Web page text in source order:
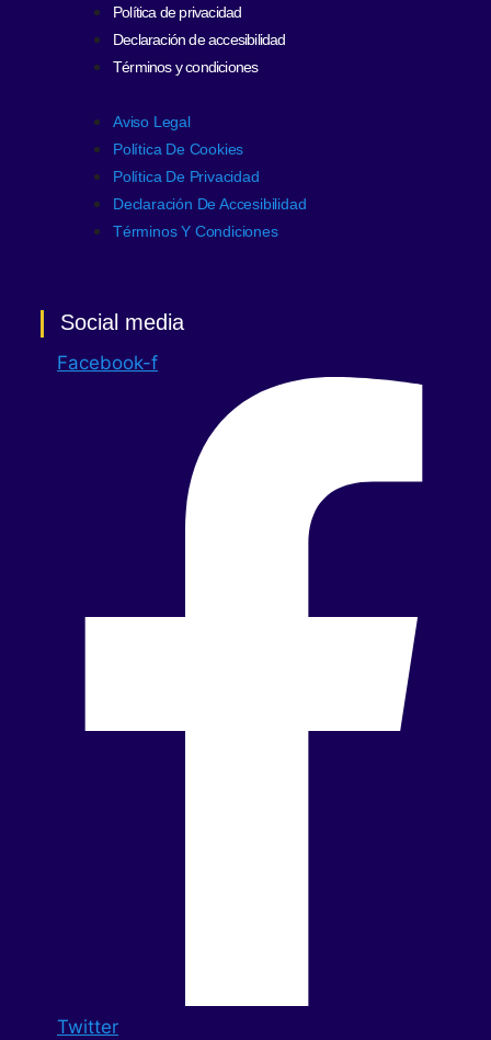
Política de privacidad
Declaración de accesibilidad
Términos y condiciones
Aviso Legal
Política De Cookies
Política De Privacidad
Declaración De Accesibilidad
Términos Y Condiciones
Social media
Facebook-f
Twitter